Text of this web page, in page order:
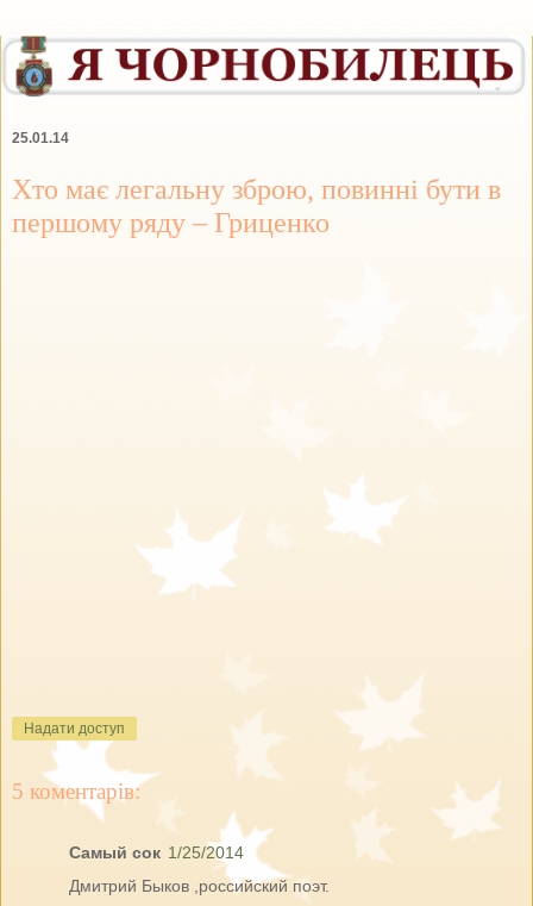
25.01.14
Хто має легальну зброю, повинні бути в
першому ряду – Гриценко
Надати доступ
5 коментарів:
Самый сок 1/25/2014
Дмитрий Быков ,российский поэт.